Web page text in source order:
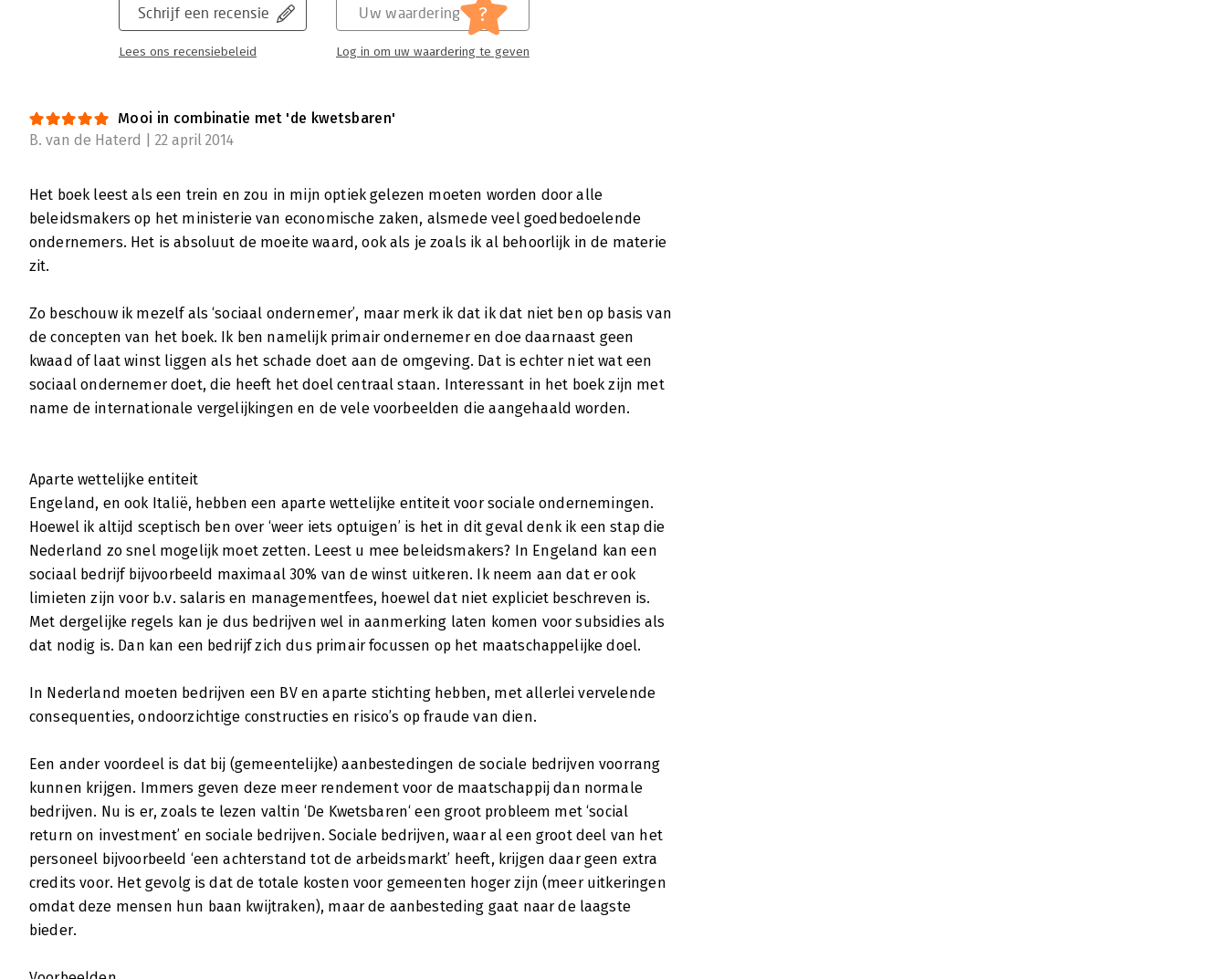
Schrijf een recensie
Lees ons recensiebeleid
Uw waardering ?
Log in om uw waardering te geven
Mooi in combinatie met 'de kwetsbaren'
B. van de Haterd | 22 april 2014
Het boek leest als een trein en zou in mijn optiek gelezen moeten worden door alle
beleidsmakers op het ministerie van economische zaken, alsmede veel goedbedoelende
ondernemers. Het is absoluut de moeite waard, ook als je zoals ik al behoorlijk in de materie
zit.
Zo beschouw ik mezelf als ‘sociaal ondernemer’, maar merk ik dat ik dat niet ben op basis van
de concepten van het boek. Ik ben namelijk primair ondernemer en doe daarnaast geen
kwaad of laat winst liggen als het schade doet aan de omgeving. Dat is echter niet wat een
sociaal ondernemer doet, die heeft het doel centraal staan. Interessant in het boek zijn met
name de internationale vergelijkingen en de vele voorbeelden die aangehaald worden.
Aparte wettelijke entiteit
Engeland, en ook Italië, hebben een aparte wettelijke entiteit voor sociale ondernemingen.
Hoewel ik altijd sceptisch ben over ‘weer iets optuigen’ is het in dit geval denk ik een stap die
Nederland zo snel mogelijk moet zetten. Leest u mee beleidsmakers? In Engeland kan een
sociaal bedrijf bijvoorbeeld maximaal 30% van de winst uitkeren. Ik neem aan dat er ook
limieten zijn voor b.v. salaris en managementfees, hoewel dat niet expliciet beschreven is.
Met dergelijke regels kan je dus bedrijven wel in aanmerking laten komen voor subsidies als
dat nodig is. Dan kan een bedrijf zich dus primair focussen op het maatschappelijke doel.
In Nederland moeten bedrijven een BV en aparte stichting hebben, met allerlei vervelende
consequenties, ondoorzichtige constructies en risico’s op fraude van dien.
Een ander voordeel is dat bij (gemeentelijke) aanbestedingen de sociale bedrijven voorrang
kunnen krijgen. Immers geven deze meer rendement voor de maatschappij dan normale
bedrijven. Nu is er, zoals te lezen valtin ‘De Kwetsbaren‘ een groot probleem met ‘social
return on investment’ en sociale bedrijven. Sociale bedrijven, waar al een groot deel van het
personeel bijvoorbeeld ‘een achterstand tot de arbeidsmarkt’ heeft, krijgen daar geen extra
credits voor. Het gevolg is dat de totale kosten voor gemeenten hoger zijn (meer uitkeringen
omdat deze mensen hun baan kwijtraken), maar de aanbesteding gaat naar de laagste
bieder.